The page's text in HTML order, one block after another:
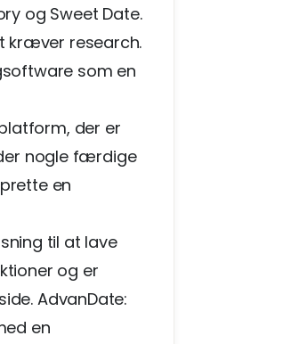
og Sweet Date.
kræver research.
som en
der er
nogle færdige
en
til at lave
og er
AdvanDate:
en